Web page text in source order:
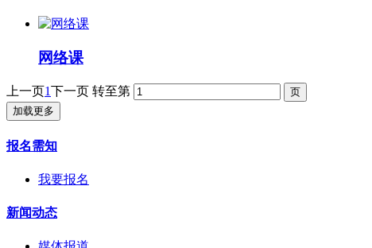
网络课
上一页1下一页 转至第
加载更多
报名需知
我要报名
新闻动态